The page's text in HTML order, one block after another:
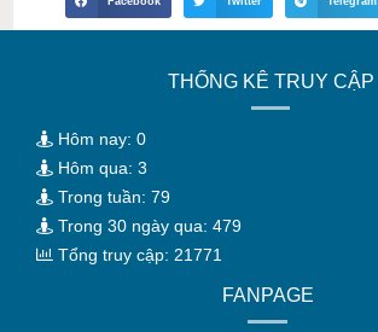
THỐNG KÊ TRUY CẬP
Hôm nay: 0
Hôm qua: 3
Trong tuần: 79
Trong 30 ngày qua: 479
Tổng truy cập: 21771
FANPAGE